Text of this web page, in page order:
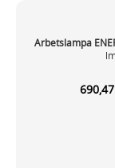
Arbetslampa